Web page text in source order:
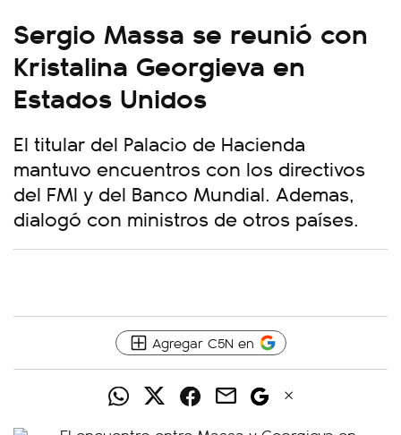
Sergio Massa se reunió con
Kristalina Georgieva en
Estados Unidos
El titular del Palacio de Hacienda
mantuvo encuentros con los directivos
del FMI y del Banco Mundial. Ademas,
dialogó con ministros de otros países.
Agregar C5N en